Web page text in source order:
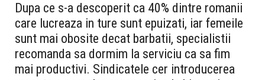
Dupa ce s-a descoperit ca 40% dintre romanii
care lucreaza in ture sunt epuizati, iar femeile
sunt mai obosite decat barbatii, specialistii
recomanda sa dormim la serviciu ca sa fim
mai productivi. Sindicatele cer introducerea